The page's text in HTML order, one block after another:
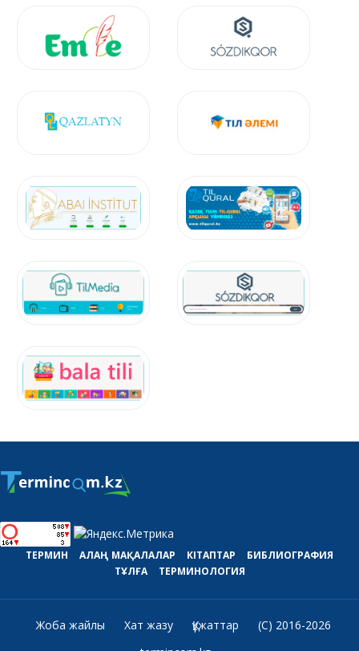
ТЕРМИН АЛАҢ МАҚАЛАЛАР КІТАПТАР
БИБЛИОГРАФИЯ
ТҰЛҒА
ТЕРМИНОЛОГИЯ
Жоба жайлы Хат жазу Құжаттар
(C) 2016-2026